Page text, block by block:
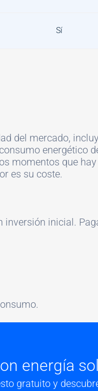
Sí
del mercado,
energético
momentos que
es su coste.
inicial.
energía
gratuito y